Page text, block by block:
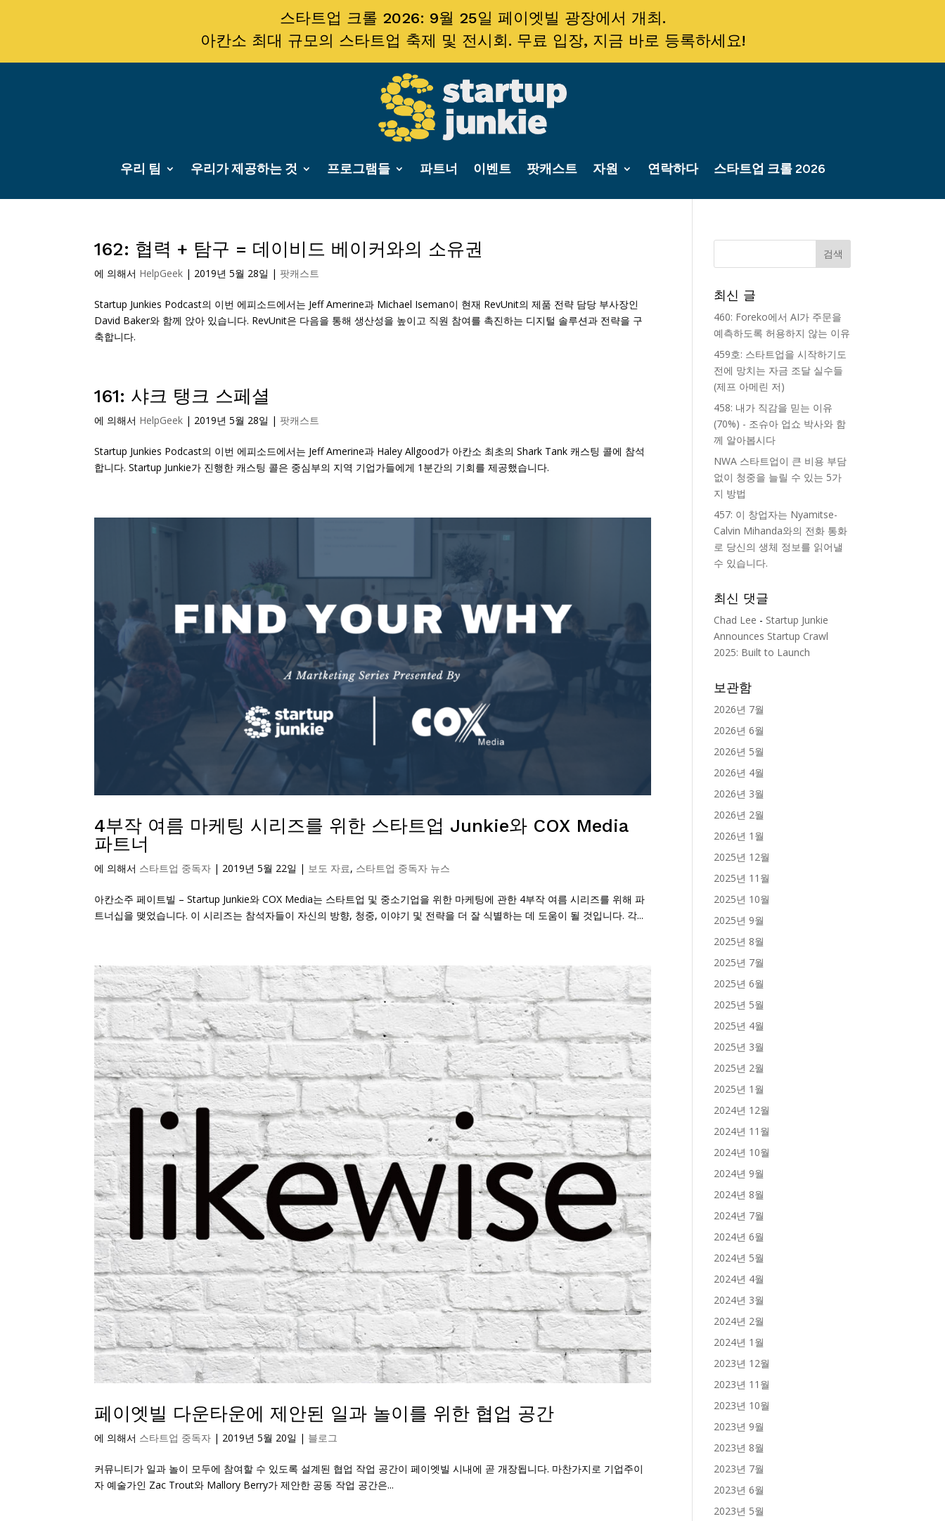
스타트업 크롤 2026: 9월 25일 페이엣빌 광장에서 개최.
아칸소 최대 규모의 스타트업 축제 및 전시회. 무료 입장, 지금 바로 등록하세요!
우리 팀 우리가 제공하는 것 프로그램들 파트너 이벤트 팟캐스트 자원 연락하다 스타트업 크롤 2026
162: 협력 + 탐구 = 데이비드 베이커와의 소유권
에 의해서 HelpGeek | 2019년 5월 28일 | 팟캐스트
Startup Junkies Podcast의 이번 에피소드에서는 Jeff Amerine과 Michael Iseman이 현재 RevUnit의 제품 전략 담당 부사장인
David Baker와 함께 앉아 있습니다. RevUnit은 다음을 통해 생산성을 높이고 직원 참여를 촉진하는 디지털 솔루션과 전략을 구
축합니다.
161: 샤크 탱크 스페셜
에 의해서 HelpGeek | 2019년 5월 28일 | 팟캐스트
Startup Junkies Podcast의 이번 에피소드에서는 Jeff Amerine과 Haley Allgood가 아칸소 최초의 Shark Tank 캐스팅 콜에 참석
합니다. Startup Junkie가 진행한 캐스팅 콜은 중심부의 지역 기업가들에게 1분간의 기회를 제공했습니다.
4부작 여름 마케팅 시리즈를 위한 스타트업 Junkie와 COX Media
파트너
에 의해서 스타트업 중독자 | 2019년 5월 22일 | 보도 자료, 스타트업 중독자 뉴스
아칸소주 페이트빌 – Startup Junkie와 COX Media는 스타트업 및 중소기업을 위한 마케팅에 관한 4부작 여름 시리즈를 위해 파
트너십을 맺었습니다. 이 시리즈는 참석자들이 자신의 방향, 청중, 이야기 및 전략을 더 잘 식별하는 데 도움이 될 것입니다. 각...
페이엣빌 다운타운에 제안된 일과 놀이를 위한 협업 공간
에 의해서 스타트업 중독자 | 2019년 5월 20일 | 블로그
커뮤니티가 일과 놀이 모두에 참여할 수 있도록 설계된 협업 작업 공간이 페이엣빌 시내에 곧 개장됩니다. 마찬가지로 기업주이
자 예술가인 Zac Trout와 Mallory Berry가 제안한 공동 작업 공간은...
최신 글
460: Foreko에서 AI가 주문을
예측하도록 허용하지 않는 이유
459호: 스타트업을 시작하기도
전에 망치는 자금 조달 실수들
(제프 아메린 저)
458: 내가 직감을 믿는 이유
(70%) - 조슈아 업쇼 박사와 함
께 알아봅시다
NWA 스타트업이 큰 비용 부담
없이 청중을 늘릴 수 있는 5가
지 방법
457: 이 창업자는 Nyamitse-
Calvin Mihanda와의 전화 통화
로 당신의 생체 정보를 읽어낼
수 있습니다.
최신 댓글
Chad Lee - Startup Junkie
Announces Startup Crawl
2025: Built to Launch
보관함
2026년 7월
2026년 6월
2026년 5월
2026년 4월
2026년 3월
2026년 2월
2026년 1월
2025년 12월
2025년 11월
2025년 10월
2025년 9월
2025년 8월
2025년 7월
2025년 6월
2025년 5월
2025년 4월
2025년 3월
2025년 2월
2025년 1월
2024년 12월
2024년 11월
2024년 10월
2024년 9월
2024년 8월
2024년 7월
2024년 6월
2024년 5월
2024년 4월
2024년 3월
2024년 2월
2024년 1월
2023년 12월
2023년 11월
2023년 10월
2023년 9월
2023년 8월
2023년 7월
2023년 6월
2023년 5월